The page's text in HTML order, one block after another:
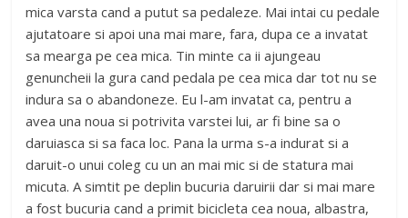
mica varsta cand a putut sa pedaleze. Mai intai cu pedale
ajutatoare si apoi una mai mare, fara, dupa ce a invatat
sa mearga pe cea mica. Tin minte ca ii ajungeau
genuncheii la gura cand pedala pe cea mica dar tot nu se
indura sa o abandoneze. Eu l-am invatat ca, pentru a
avea una noua si potrivita varstei lui, ar fi bine sa o
daruiasca si sa faca loc. Pana la urma s-a indurat si a
daruit-o unui coleg cu un an mai mic si de statura mai
micuta. A simtit pe deplin bucuria daruirii dar si mai mare
a fost bucuria cand a primit bicicleta cea noua, albastra,